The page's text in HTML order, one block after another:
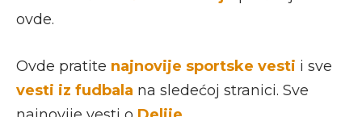
ovde.
Ovde pratite najnovije sportske vesti i sve
vesti iz fudbala na sledećoj stranici. Sve